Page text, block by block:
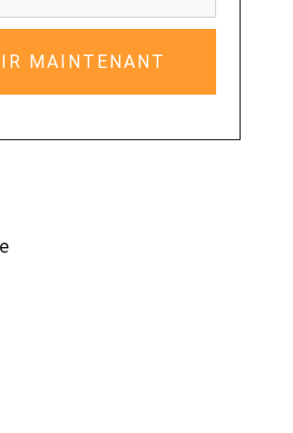
MAINTENANT